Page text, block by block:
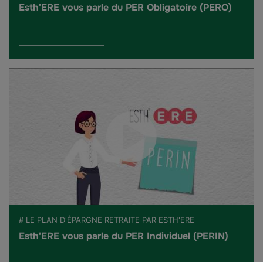
Esth'ERE vous parle du PER Obligatoire (PERO)
# LE PLAN D'ÉPARGNE RETRAITE PAR ESTH'ERE
Esth'ERE vous parle du PER Individuel (PERIN)